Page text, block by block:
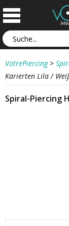
VotrePiercing >
Karierten Lila /
Spiral-Piercing